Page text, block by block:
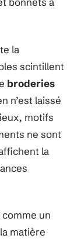
la
scintillent
broderies
n’est laissé
motifs
ne sont
la
un
matière